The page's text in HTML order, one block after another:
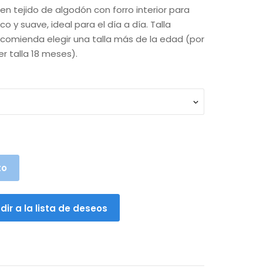
tejido de algodón con forro interior para
y suave, ideal para el día a día. Talla
elegir una talla más de la edad (por
talla 18 meses).
a la lista de deseos